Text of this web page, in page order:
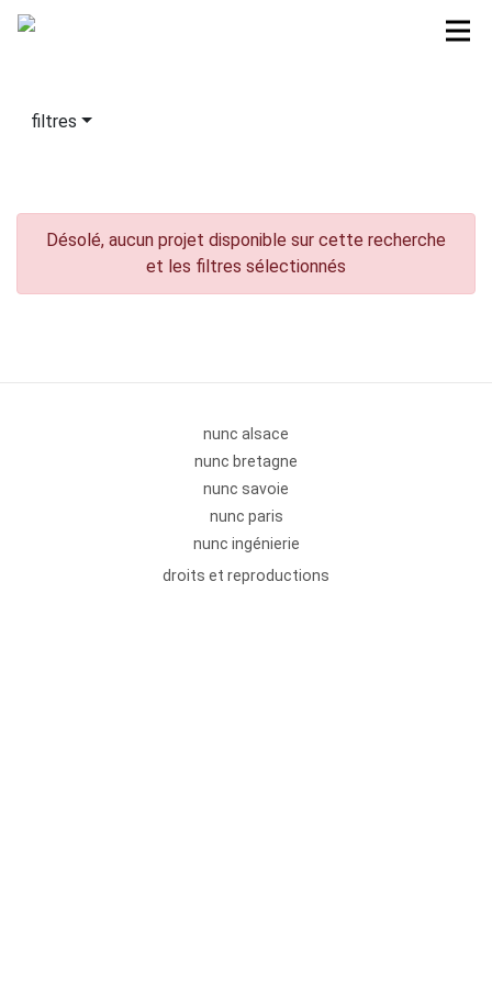
filtres
Désolé, aucun projet disponible sur cette recherche
et les filtres sélectionnés
nunc alsace
nunc bretagne
nunc savoie
nunc paris
nunc ingénierie
droits et reproductions